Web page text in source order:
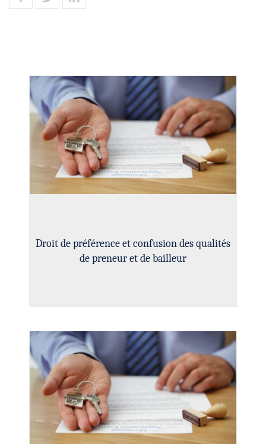
Droit de préférence et confusion des qualités
de preneur et de bailleur